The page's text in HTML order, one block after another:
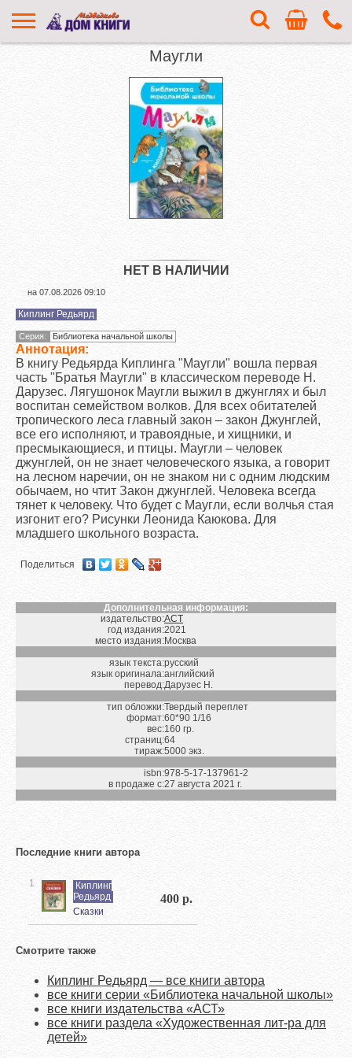
Маугли
Киплинг Редьярд
Серия: Библиотека начальной школы
Аннотация:
В книгу Редьярда Киплинга "Маугли" вошла первая
часть "Братья Маугли" в классическом переводе Н.
Дарузес. Лягушонок Маугли выжил в джунглях и был
воспитан семейством волков. Для всех обитателей
тропического леса главный закон – закон Джунглей,
все его исполняют, и травоядные, и хищники, и
пресмыкающиеся, и птицы. Маугли – человек
джунглей, он не знает человеческого языка, а говорит
на лесном наречии, он не знаком ни с одним людским
обычаем, но чтит Закон джунглей. Человека всегда
тянет к человеку. Что будет с Маугли, если волчья стая
изгонит его? Рисунки Леонида Каюкова. Для
младшего школьного возраста.
Поделиться
Дополнительная информация:
издательство:АСТ
год издания:2021
место издания:Москва
язык текста:русский
язык оригинала:английский
перевод:Дарузес Н.
тип обложки:Твердый переплет
формат:60*90 1/16
вес:160 гр.
страниц:64
тираж:5000 экз.
isbn:978-5-17-137961-2
в продаже с:27 августа 2021 г.
Последние книги автора
1
Киплинг
Редьярд
Сказки
400 р.
Смотрите также
Киплинг Редьярд — все книги автора
все книги серии «Библиотека начальной школы»
все книги издательства «АСТ»
все книги раздела «Художественная лит-ра для
детей»
НЕТ В НАЛИЧИИ
на 07.08.2026 09:10